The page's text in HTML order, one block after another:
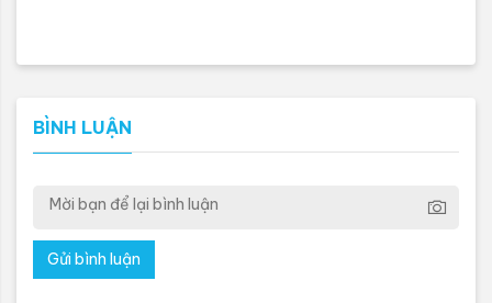
BÌNH LUẬN
Gửi bình luận